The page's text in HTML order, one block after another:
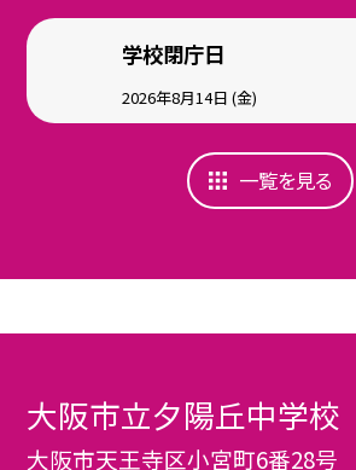
学校閉庁日
2026年8月14日 (金)
一覧を見る
大阪市立夕陽丘中学校
大阪市天王寺区小宮町6番28号